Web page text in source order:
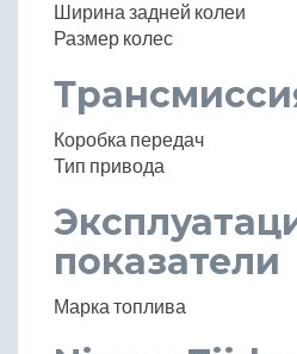
Ширина задней колеи
Размер колес
Коробка передач
Тип привода
показатели
Марка топлива